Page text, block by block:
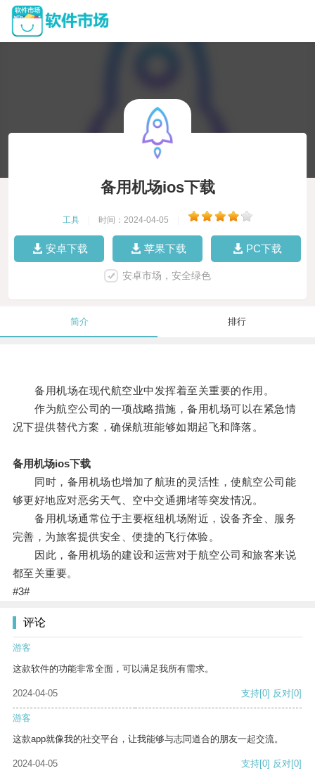
备用机场ios下载
工具 时间：2024-04-05
安卓下载 苹果下载 PC下载
安卓市场，安全绿色
简介 排行
备用机场在现代航空业中发挥着至关重要的作用。
作为航空公司的一项战略措施，备用机场可以在紧急情
况下提供替代方案，确保航班能够如期起飞和降落。
备用机场ios下载
同时，备用机场也增加了航班的灵活性，使航空公司能
够更好地应对恶劣天气、空中交通拥堵等突发情况。
备用机场通常位于主要枢纽机场附近，设备齐全、服务
完善，为旅客提供安全、便捷的飞行体验。
因此，备用机场的建设和运营对于航空公司和旅客来说
都至关重要。
#3#
评论
游客
这款软件的功能非常全面，可以满足我所有需求。
2024-04-05 支持[0] 反对[0]
游客
这款app就像我的社交平台，让我能够与志同道合的朋友一起交流。
2024-04-05 支持[0] 反对[0]